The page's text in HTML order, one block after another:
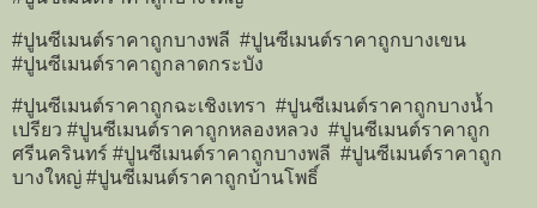
#ปูนซีเมนต์ราคาถูกบางพลี #ปูนซีเมนต์ราคาถูกบางเขน
#ปูนซีเมนต์ราคาถูกลาดกระบัง
#ปูนซีเมนต์ราคาถูกฉะเชิงเทรา #ปูนซีเมนต์ราคาถูกบางน้ำ
เปรียว #ปูนซีเมนต์ราคาถูกหลองหลวง #ปูนซีเมนต์ราคาถูก
ศรีนครินทร์ #ปูนซีเมนต์ราคาถูกบางพลี #ปูนซีเมนต์ราคาถูก
บางใหญ่ #ปูนซีเมนต์ราคาถูกบ้านโพธิ์